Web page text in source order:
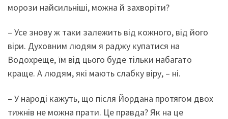
морози найсильніші, можна й захворіти?
– Усе знову ж таки залежить від кожного, від його
віри. Духовним людям я раджу купатися на
Водохреще, їм від цього буде тільки набагато
краще. А людям, які мають слабку віру, – ні.
– У народі кажуть, що після Йордана протягом двох
тижнів не можна прати. Це правда? Як на це